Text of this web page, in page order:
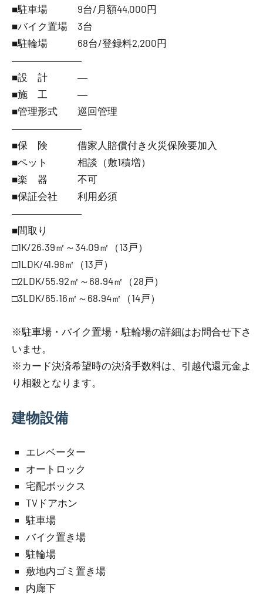
■駐車場 9台/月額44,000円
■バイク置場 3台
■駐輪場 68台/登録料2,200円
―――――――
■設 計 ―
■施 工 ―
■管理形式 巡回管理
―――――――
■保 険 借家人賠償付き火災保険要加入
■ペット 相談（敷1積増）
■楽 器 不可
■保証会社 利用必須
―――――――
■間取り
□1K/26.39㎡～34.09㎡（13戸）
□1LDK/41.98㎡（13戸）
□2LDK/55.92㎡～68.94㎡（28戸）
□3LDK/65.16㎡～68.94㎡（14戸）
※駐車場・バイク置場・駐輪場の詳細はお問合せ下さ
いませ。
※カード決済希望時の決済手数料は、引越代還元金よ
り相殺となります。
建物設備
エレベーター
オートロック
宅配ボックス
TVドアホン
駐車場
バイク置き場
駐輪場
敷地内ゴミ置き場
内廊下